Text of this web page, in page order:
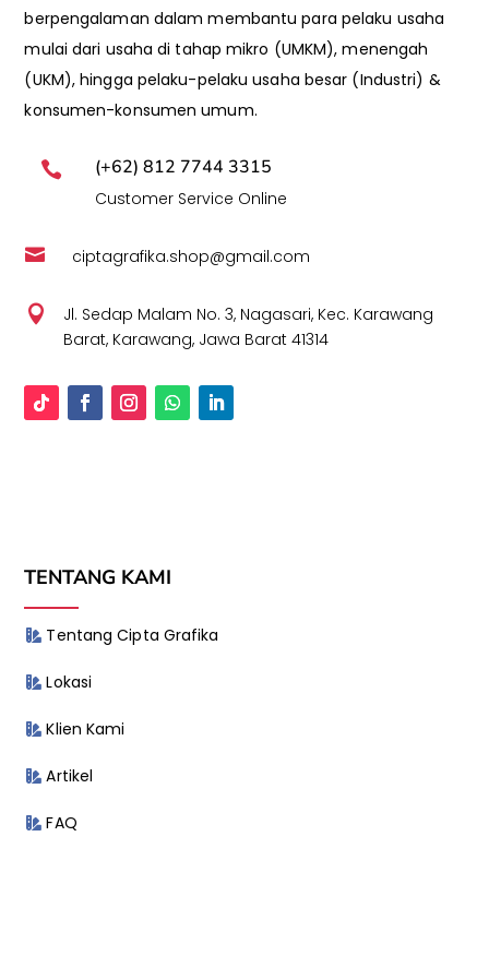
berpengalaman dalam membantu para pelaku usaha
mulai dari usaha di tahap mikro (UMKM), menengah
(UKM), hingga pelaku-pelaku usaha besar (Industri) &
konsumen-konsumen umum.
 (+62) 812 7744 3315
Customer Service Online
 ciptagrafika.shop@gmail.com

Jl. Sedap Malam No. 3, Nagasari, Kec. Karawang
Barat, Karawang, Jawa Barat 41314
TENTANG KAMI
Tentang Cipta Grafika
Lokasi
Klien Kami
Artikel
FAQ